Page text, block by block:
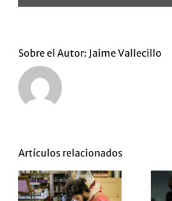
Sobre el Autor: Jaime Vallecillo
Artículos relacionados
Por qué los